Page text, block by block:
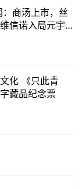
商汤上市，丝
信诺入局元宇
化 《只此青
藏品纪念票